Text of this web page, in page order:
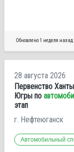
Обновлено 1 неделя назад
28 августа 2026
Первенство
Югры по
этап
г. Нефтеюганск
Автомобильный